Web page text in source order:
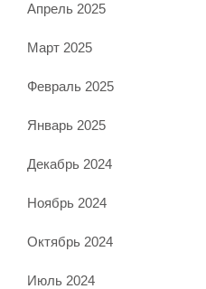
Апрель 2025
Март 2025
Февраль 2025
Январь 2025
Декабрь 2024
Ноябрь 2024
Октябрь 2024
Июль 2024